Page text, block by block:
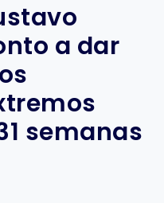
a dar
semanas